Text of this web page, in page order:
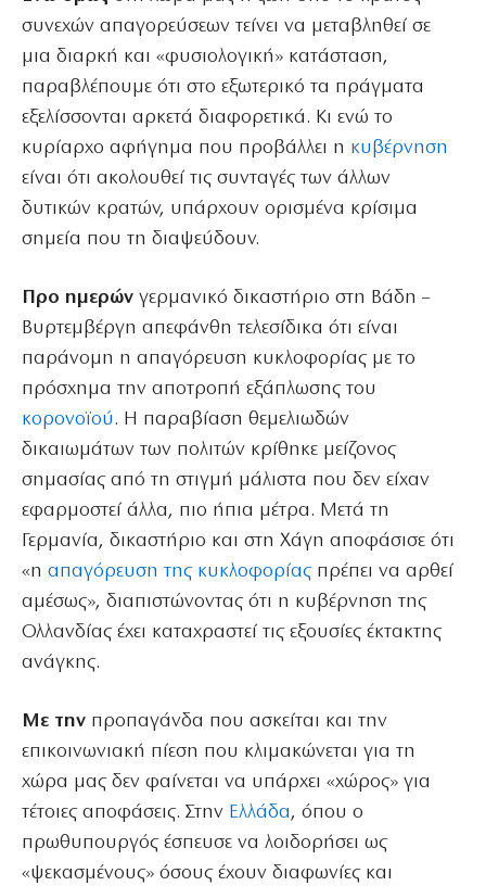
συνεχών απαγορεύσεων τείνει να μεταβληθεί σε
μια διαρκή και «φυσιολογική» κατάσταση,
παραβλέπουμε ότι στο εξωτερικό τα πράγματα
εξελίσσονται αρκετά διαφορετικά. Κι ενώ το
κυρίαρχο αφήγημα που προβάλλει η κυβέρνηση
είναι ότι ακολουθεί τις συνταγές των άλλων
δυτικών κρατών, υπάρχουν ορισμένα κρίσιμα
σημεία που τη διαψεύδουν.
Προ ημερών γερμανικό δικαστήριο στη Βάδη –
Βυρτεμβέργη απεφάνθη τελεσίδικα ότι είναι
παράνομη η απαγόρευση κυκλοφορίας με το
πρόσχημα την αποτροπή εξάπλωσης του
κορονοϊού. Η παραβίαση θεμελιωδών
δικαιωμάτων των πολιτών κρίθηκε μείζονος
σημασίας από τη στιγμή μάλιστα που δεν είχαν
εφαρμοστεί άλλα, πιο ήπια μέτρα. Μετά τη
Γερμανία, δικαστήριο και στη Χάγη αποφάσισε ότι
«η απαγόρευση της κυκλοφορίαςπρέπει να αρθεί
αμέσως», διαπιστώνοντας ότι η κυβέρνηση της
Ολλανδίας έχει καταχραστεί τις εξουσίες έκτακτης
ανάγκης.
Με την προπαγάνδα που ασκείται και την
επικοινωνιακή πίεση που κλιμακώνεται για τη
χώρα μας δεν φαίνεται να υπάρχει «χώρος» για
τέτοιες αποφάσεις. Στην Ελλάδα, όπου ο
πρωθυπουργός έσπευσε να λοιδορήσει ως
«ψεκασμένους» όσους έχουν διαφωνίες και